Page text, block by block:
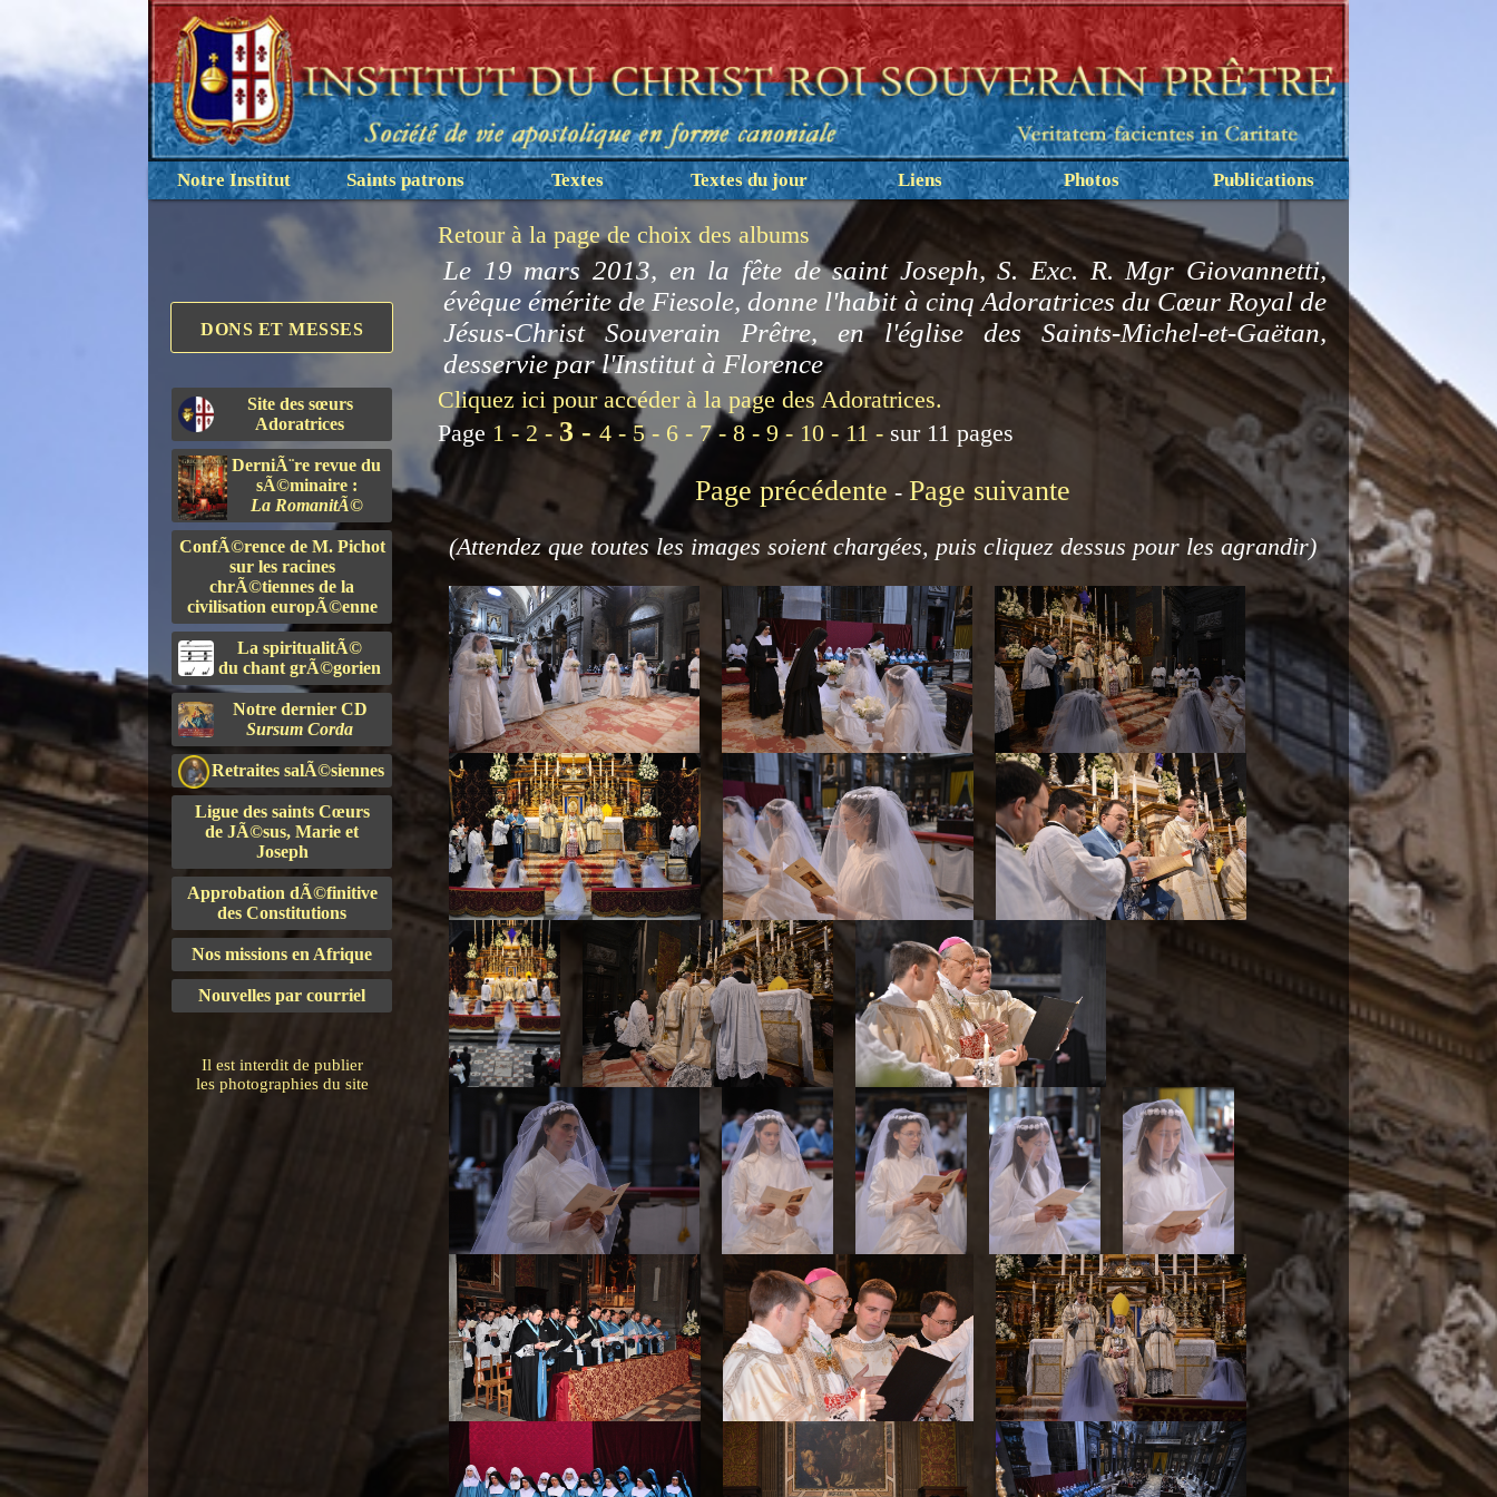
Notre Institut Saints patrons Textes Textes du jour Liens Photos Publications
DONS ET MESSES
Site des sœurs
Adoratrices
DerniÃ¨re revue du
sÃ©minaire :
La RomanitÃ©
ConfÃ©rence de M. Pichot
sur les racines
chrÃ©tiennes de la
civilisation europÃ©enne
La spiritualitÃ©
du chant grÃ©gorien
Notre dernier CD
Sursum Corda
Retraites salÃ©siennes
Ligue des saints Cœurs
de JÃ©sus, Marie et
Joseph
Approbation dÃ©finitive
des Constitutions
Nos missions en Afrique
Nouvelles par courriel
Il est interdit de publier
les photographies du site
Retour à la page de choix des albums
Le 19 mars 2013, en la fête de saint Joseph, S. Exc. R. Mgr Giovannetti,
évêque émérite de Fiesole, donne l'habit à cinq Adoratrices du Cœur Royal de
Jésus-Christ Souverain Prêtre, en l'église des Saints-Michel-et-Gaëtan,
desservie par l'Institut à Florence
Cliquez ici pour accéder à la page des Adoratrices.
Page 1 - 2 - 3 - 4 - 5 - 6 - 7 - 8 - 9 - 10 - 11 - sur 11 pages
Page précédente - Page suivante
(Attendez que toutes les images soient chargées, puis cliquez dessus pour les agrandir)